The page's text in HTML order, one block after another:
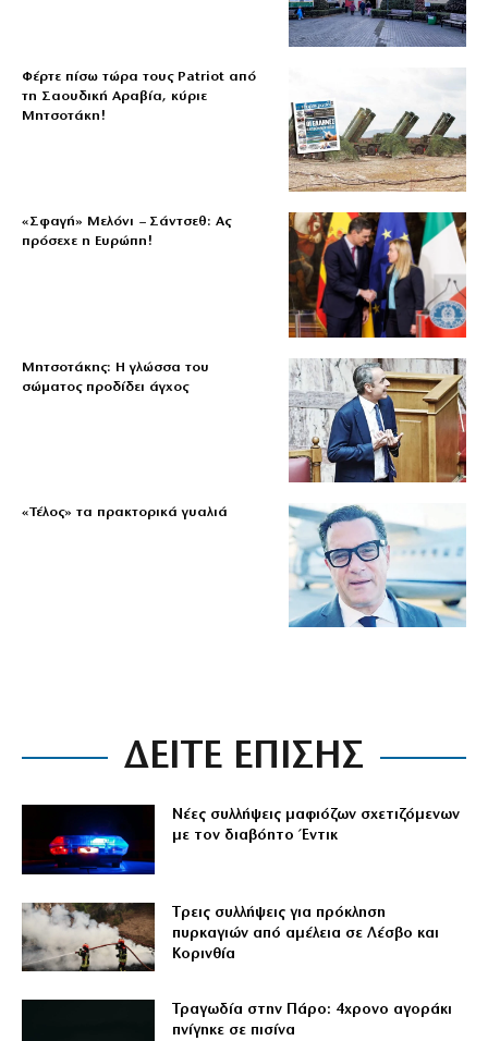
Φέρτε πίσω τώρα τους Patriot από
τη Σαουδική Αραβία, κύριε
Μητσοτάκη!
«Σφαγή» Μελόνι – Σάντσεθ: Ας
πρόσεχε η Ευρώπη!
Μητσοτάκης: Η γλώσσα του
σώματος προδίδει άγχος
«Τέλος» τα πρακτορικά γυαλιά
ΔΕΙΤΕ ΕΠΙΣΗΣ
Νέες συλλήψεις μαφιόζων σχετιζόμενων
με τον διαβόητο Έντικ
Tρεις συλλήψεις για πρόκληση
πυρκαγιών από αμέλεια σε Λέσβο και
Κορινθία
Τραγωδία στην Πάρο: 4χρονο αγοράκι
πνίγηκε σε πισίνα